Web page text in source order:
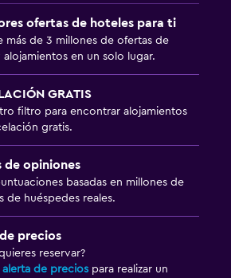
ofertas de hoteles para ti
más de 3 millones de ofertas de
alojamientos en un solo lugar.
GRATIS
filtro para encontrar alojamientos
gratis.
de opiniones
basadas en millones de
de huéspedes reales.
precios
reservar?
alerta de precios para realizar un